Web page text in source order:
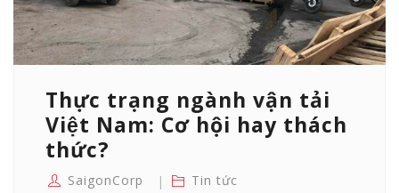
Thực trạng ngành vận tải
Việt Nam: Cơ hội hay thách
thức?
SaigonCorp Tin tức